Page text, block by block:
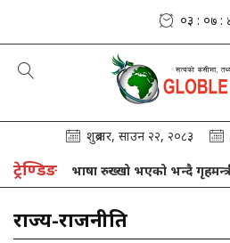
०३ : ०७ :
शुक्रबार, साउन २२, २०८३
ट्रेण्डिङ
आफ्नो भाषा रुख्खो भएको भन्दै गृहमन्त्री
राज्य-राजनीति